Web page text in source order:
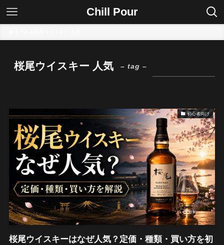
Chill Pour
桜尾ウイスキー 人気 – tag –
初心者向け
桜尾ウイスキーはなぜ人気？定価・種類・買い方を初